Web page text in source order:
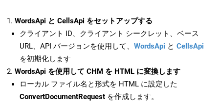
WordsApi と CellsApi をセットアップする
クライアント ID、クライアント シークレット、ベース
URL、API バージョンを使用して、 WordsApi と CellsApi
を初期化します
WordsApi を使用して CHM を HTML に変換します
ローカル ファイル名と形式を HTML に設定した
ConvertDocumentRequest を作成します。